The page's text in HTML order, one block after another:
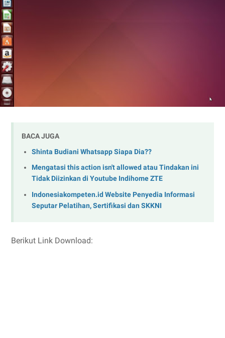
BACA JUGA
Shinta Budiani Whatsapp Siapa Dia??
Mengatasi this action isn't allowed atau Tindakan ini
Tidak Diizinkan di Youtube Indihome ZTE
Indonesiakompeten.id Website Penyedia Informasi
Seputar Pelatihan, Sertifikasi dan SKKNI
Berikut Link Download: